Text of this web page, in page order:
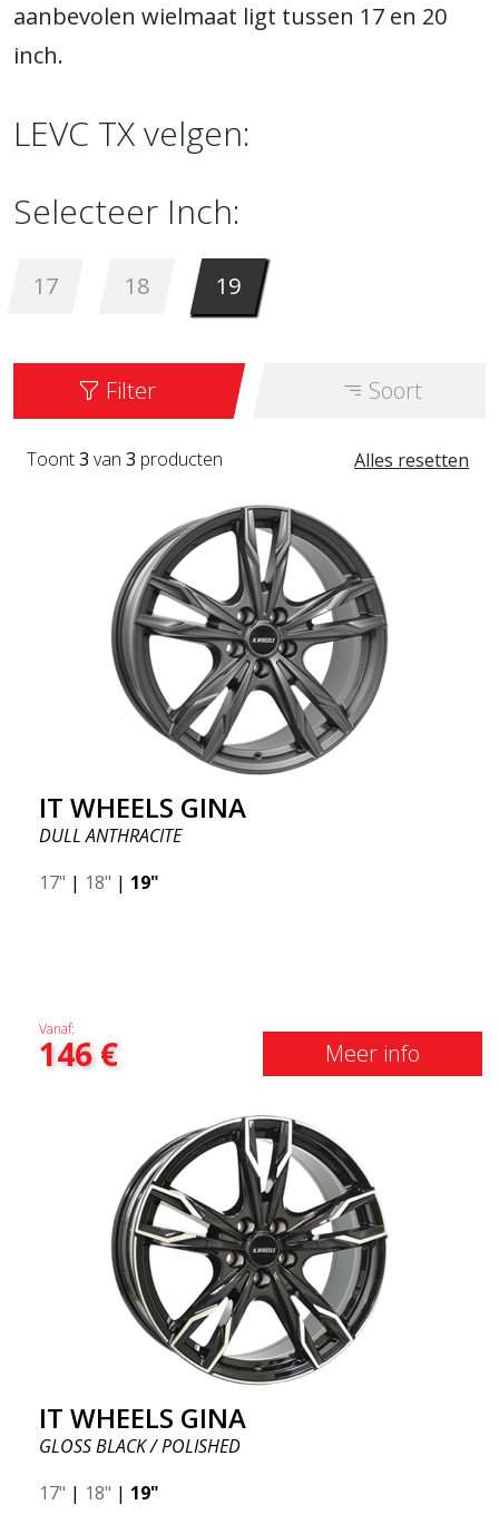
aanbevolen wielmaat ligt tussen 17 en 20
inch.
LEVC TX velgen:
Selecteer Inch:
17 18 19
Filter Soort
Alles resetten
Toont3 van 3 producten
IT WHEELS GINA
DULL ANTHRACITE
17" | 18" | 19"
Vanaf:
146€ Meer info
IT WHEELS GINA
GLOSS BLACK / POLISHED
17" | 18" | 19"